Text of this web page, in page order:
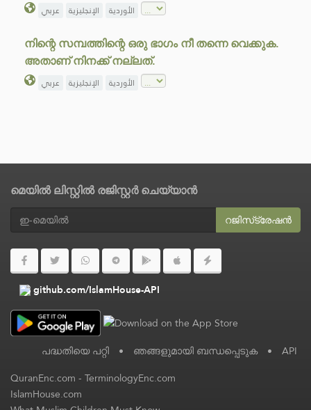
عربي الإنجليزية الأوردية
നിന്റെ സമ്പത്തിന്റെ ഒരു ഭാഗം നീ തന്നെ വെക്കുക.
അതാണ് നിനക്ക് നല്ലത്.
عربي الإنجليزية الأوردية
മെയിൽ ലിസ്റ്റിൽ രജിസ്റ്റർ ചെയ്യാൻ
റജിസ്‌ട്രേഷൻ
github.com/IslamHouse-API
പദ്ധതിയെ പറ്റി • ഞങ്ങളുമായി ബന്ധപ്പെടുക • API
QuranEnc.com-TerminologyEnc.com
IslamHouse.com